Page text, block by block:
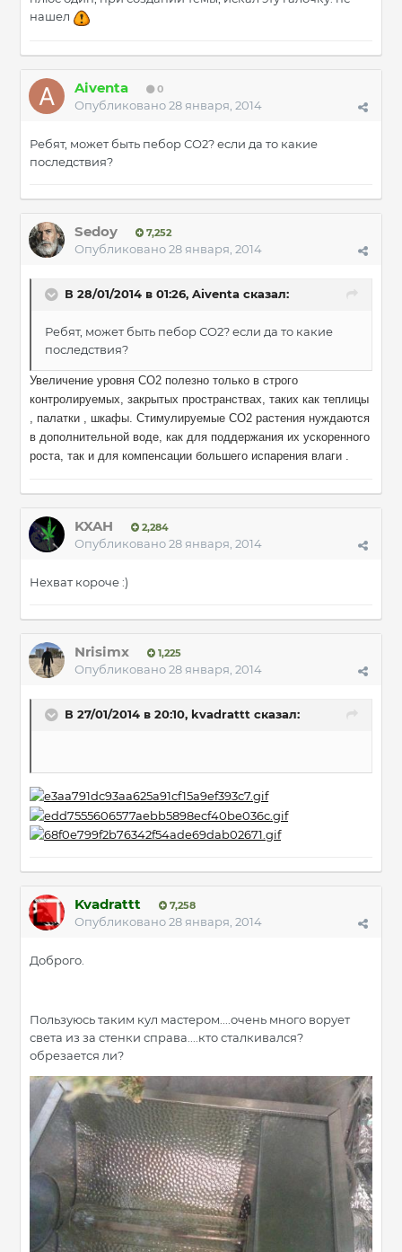
нашел
Aiventa 0
Опубликовано28 января, 2014
Ребят, может быть пебор СО2? если да то какие
последствия?
Sedoy 7,252
Опубликовано28 января, 2014
В 28/01/2014 в 01:26, Aiventa сказал:
Ребят, может быть пебор СО2? если да то какие
последствия?
Увеличение уровня CO2 полезно только в строго
контролируемых, закрытых пространствах, таких как теплицы
, палатки , шкафы. Стимулируемые CO2 растения нуждаются
в дополнительной воде, как для поддержания их ускоренного
роста, так и для компенсации большего испарения влаги .
KXAH 2,284
Опубликовано28 января, 2014
Нехват короче :)
Nrisimx 1,225
Опубликовано28 января, 2014
В 27/01/2014 в 20:10, kvadrattt сказал:
Kvadrattt 7,258
Опубликовано28 января, 2014
Доброго.
Пользуюсь таким кул мастером....очень много ворует
света из за стенки справа....кто сталкивался?
обрезается ли?